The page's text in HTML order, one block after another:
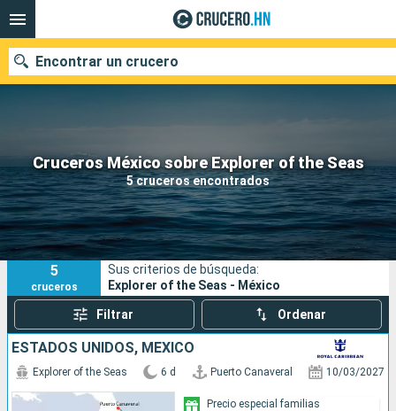
Cruceros México sobre Explorer of the Seas
5 cruceros encontrados
Encontrar un crucero
Nuestros destinos
Fecha de salida
Puertos Compañías
Buscar
5
cruceros
Sus criterios de búsqueda:
Explorer of the Seas - México
Filtrar Ordenar
ESTADOS UNIDOS, MÉXICO
Explorer of the Seas 6 d Puerto Canaveral 10/03/2027
Precio especial familias